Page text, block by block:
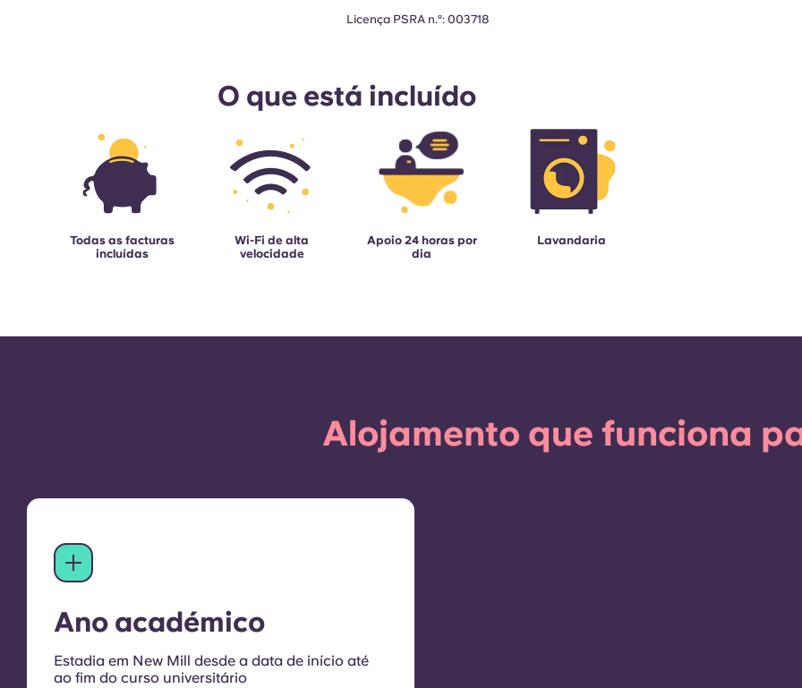
Licença PSRA n.º: 003718
O que está incluído
Todas as facturas
incluídas
Wi-Fi de alta
velocidade
Apoio 24 horas por
dia
Lavandaria
Alojamento que funciona
Ano académico
Estadia em New Mill desde a data de início até
ao fim do curso universitário